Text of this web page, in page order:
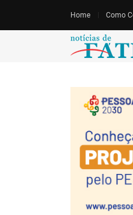
Home Como